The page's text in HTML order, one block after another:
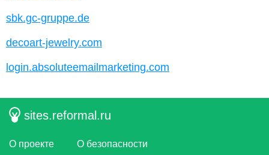
sbk.gc-gruppe.de
decoart-jewelry.com
login.absoluteemailmarketing.com
sites.reformal.ru
О проекте О безопасности